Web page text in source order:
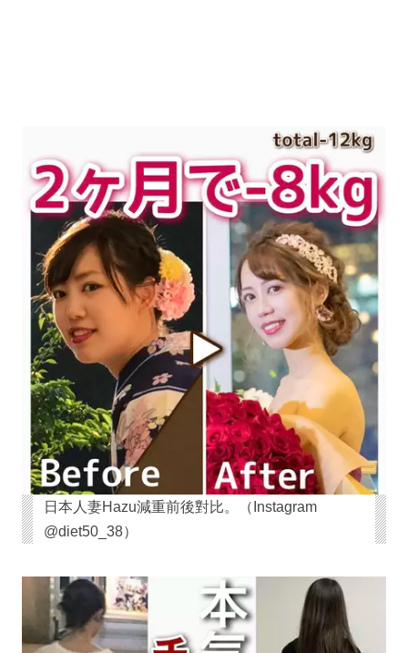
日本人妻Hazu減重前後對比。（Instagram
@diet50_38）